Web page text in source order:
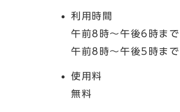
利用時間
午前8時～午後6時ま
午前8時～午後5時ま
使用料
無料